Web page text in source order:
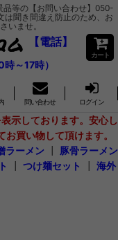
品等の【お問い合わせ】050-
聞き間違え防止のため、お
いませ。
【電話】
時～17時）
カート
問い合わせ ログイン
示しております。安心し
買い物して頂けます。
ラーメン
豚骨ラーメン
つけ麺セット
海外